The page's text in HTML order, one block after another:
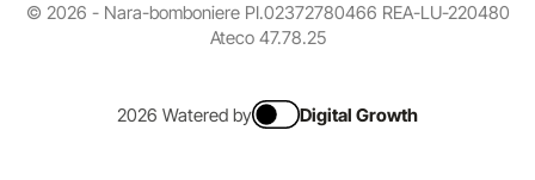
© 2026 - Nara-bomboniere PI.02372780466 REA-LU-220480
Ateco 47.78.25
2026 Watered by Digital Growth